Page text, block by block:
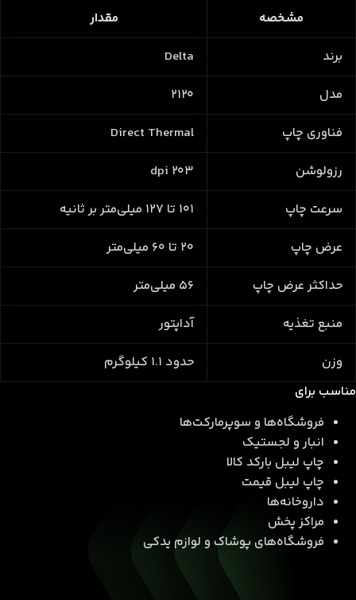
مشخصه
مقدار
برند
Delta
مدل
2120
فناوری چاپ
Direct Thermal
رزولوشن
203 dpi
سرعت چاپ
101 تا 127 میلی‌متر بر ثانیه
عرض چاپ
20 تا 60 میلی‌متر
حداکثر عرض چاپ
56 میلی‌متر
منبع تغذیه
آداپتور
وزن
حدود 1.1 کیلوگرم
مناسب برای
فروشگاه‌ها و سوپرمارکت‌ها
انبار و لجستیک
چاپ لیبل بارکد کالا
چاپ لیبل قیمت
داروخانه‌ها
مراکز پخش
فروشگاه‌های پوشاک و لوازم یدکی